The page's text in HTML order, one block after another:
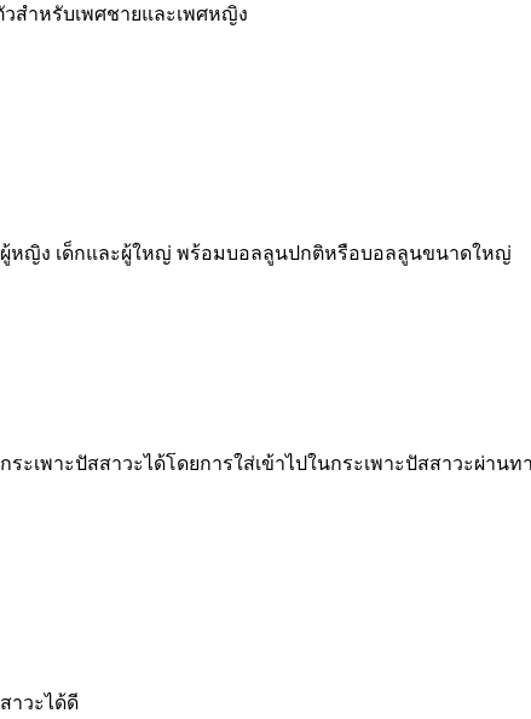
สำหรับเพศชายและเพศหญิง
หญิง เด็กและผู้ใหญ่ พร้อมบอลลูนปกติหรือบอลลูนขนาดใหญ่
พาะปัสสาวะได้โดยการใส่เข้าไปในกระเพาะปัสสาวะผ่านท
าวะได้ดี